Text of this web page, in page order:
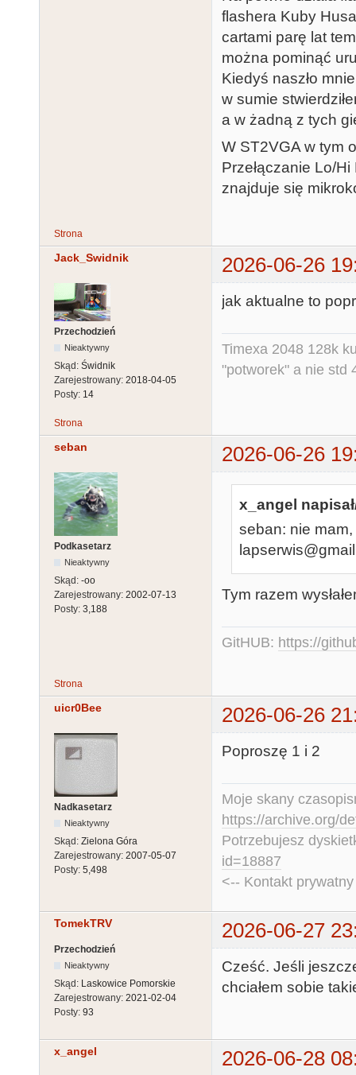
flashera Kuby
cartami parę lat
można pominąć
Kiedyś naszło
w sumie
a w żadną z tych
W ST2VGA w tym
Przełączanie Lo/
znajduje się
Strona
Jack_Swidnik 2026-06-26
Przechodzień
Nieaktywny
Skąd: Świdnik
Zarejestrowany: 2018-04-05
Posty: 14
jak aktualne to
Timexa 2048 128k
"potworek" a nie std
Strona
seban 2026-06-26
Podkasetarz
Nieaktywny
Skąd: -oo
Zarejestrowany: 2002-07-13
Posty: 3,188
x_angel
seban: nie
Tym razem
GitHUB: https://
Strona
uicr0Bee 2026-06-26
Nadkasetarz
Nieaktywny
Skąd: Zielona Góra
Zarejestrowany: 2007-05-07
Posty: 5,498
Poproszę 1 i 2
Moje skany
https://archive.org/
Potrzebujesz
id=18887
<-- Kontakt
TomekTRV 2026-06-27
Przechodzień
Nieaktywny
Skąd: Laskowice Pomorskie
Zarejestrowany: 2021-02-04
Posty: 93
Cześć. Jeśli
chciałem sobie
x_angel 2026-06-28